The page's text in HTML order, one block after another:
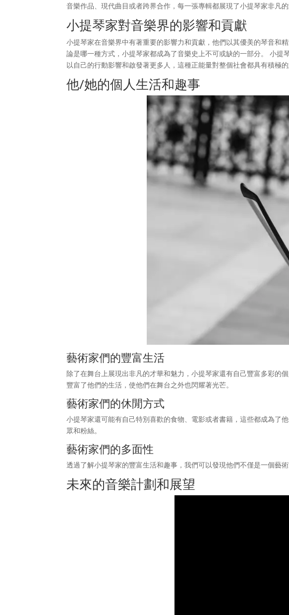
音樂作品、現代曲目或者跨界合作，每一張專輯都展現了小提琴家非凡
小提琴家對音樂界的影響和貢獻
小提琴家在音樂界中有著重要的影響力和貢獻，他們以其優美的琴音和
論是哪一種方式，小提琴家都成為了音樂史上不可或缺的一部分。 小
以自己的行動影響和啟發著更多人，這種正能量對整個社會都具有積極的
他/她的個人生活和趣事
藝術家們的豐富生活
除了在舞台上展現出非凡的才華和魅力，小提琴家還有自己豐富多彩的
豐富了他們的生活，使他們在舞台之外也閃耀著光芒。
藝術家們的休閒方式
小提琴家還可能有自己特別喜歡的食物、電影或者書籍，這些都成為了
眾和粉絲。
藝術家們的多面性
透過了解小提琴家的豐富生活和趣事，我們可以發現他們不僅是一個藝
未來的音樂計劃和展望